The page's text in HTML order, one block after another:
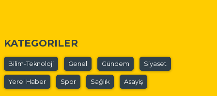
KATEGORILER
Bilim-Teknoloji Genel Gündem Siyaset
Yerel Haber Spor Sağlık Asayiş